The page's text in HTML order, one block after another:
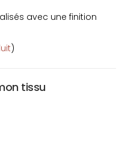
avec une finition
)
tissu